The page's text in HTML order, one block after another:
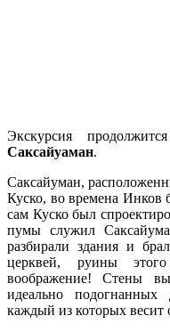
Экскурсия
Саксайуаман.
Саксайуман,
Куско, во времена Инков
сам Куско был
пумы служил
разбирали здания и
церквей, руины
воображение! Стены
идеально
каждый из которых весит